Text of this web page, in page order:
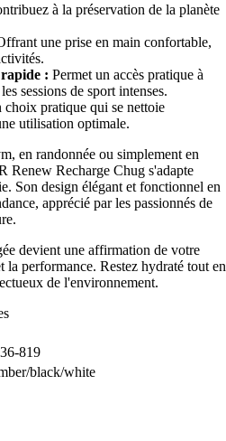
à la préservation de la planète
une prise en main confortable,
: Permet un accès pratique à
sessions de sport intenses.
choix pratique qui se nettoie
utilisation optimale.
en randonnée ou simplement en
Renew Recharge Chug s'adapte
Son design élégant et fonctionnel en
apprécié par les passionnés de
devient une affirmation de votre
la performance. Restez hydraté tout en
de l'environnement.
819
black/white